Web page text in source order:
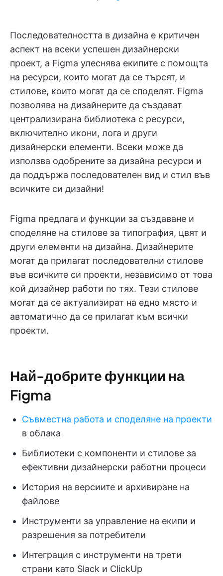
Последователността в дизайна е критичен
аспект на всеки успешен дизайнерски
проект, а Figma улеснява екипите с помощта
на ресурси, които могат да се търсят, и
стилове, които могат да се споделят. Figma
позволява на дизайнерите да създават
централизирана библиотека с ресурси,
включително икони, лога и други
дизайнерски елементи. Всеки може да
използва одобрените за дизайна ресурси и
да поддържа последователен вид и стил във
всичките си дизайни!
Figma предлага и функции за създаване и
споделяне на стилове за типография, цвят и
други елементи на дизайна. Дизайнерите
могат да прилагат последователни стилове
във всичките си проекти, независимо от това
кой дизайнер работи по тях. Тези стилове
могат да се актуализират на едно място и
автоматично да се прилагат към всички
проекти.
Най-добрите функции на
Figma
Съвместна работа и споделяне на проекти
в облака
Библиотеки с компоненти и стилове за
ефективни дизайнерски работни процеси
История на версиите и архивиране на
файлове
Инструменти за управление на екипи и
разрешения за потребители
Интеграция с инструменти на трети
страни като Slack и ClickUp